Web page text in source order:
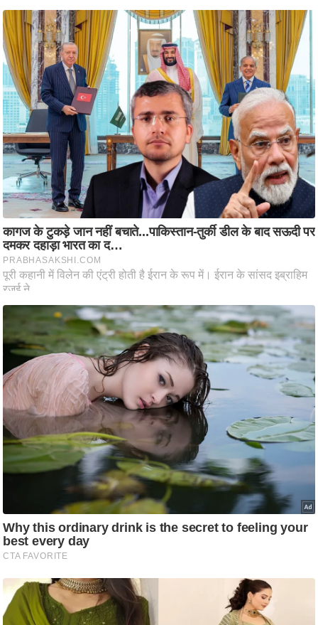
.
आ
ई
.
चा
य
प
र
स
मी
क्षा
ध
र्म
ज्यो
ति
प्र
भु
म
हि
मा
/
ध
ल
व्र
त
त्यो
हा
र